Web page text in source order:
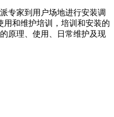
专家到用户场地进行安装调
和维护培训，培训和安装的
原理、使用、日常维护及现